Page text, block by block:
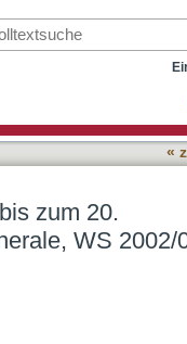
Austen:
«
zum 20.
WS 2002/